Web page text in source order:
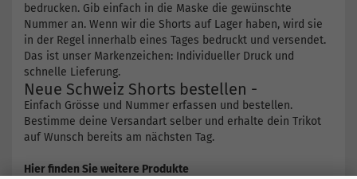
bedrucken. Gib einfach in die Maske die gewünschte
Nummer an. Wenn wir die Shorts auf Lager haben, wird sie
in der Regel innerhalb eines Tages bedruckt und versendet.
Das ist unser Markenzeichen: Individueller Druck und
schnelle Lieferung.
Neue Schweiz Shorts bestellen -
Einfach Grösse und Nummer erfassen und bestellen.
Bestimme deine Versandart selber und erhalte dein Trikot
auf Wunsch bereits am nächsten Tag.
Hier finden Sie weitere Produkte